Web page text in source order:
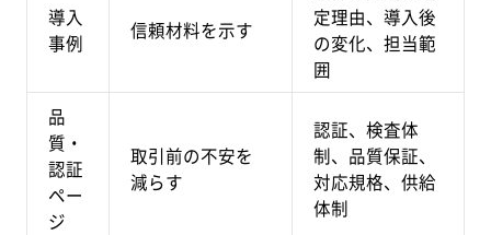
導入
事例
信頼材料を示す
定理由、導入後
の変化、担当範
囲
品
質・
認証
ペー
ジ
取引前の不安を
減らす
認証、検査体
制、品質保証、
対応規格、供給
体制